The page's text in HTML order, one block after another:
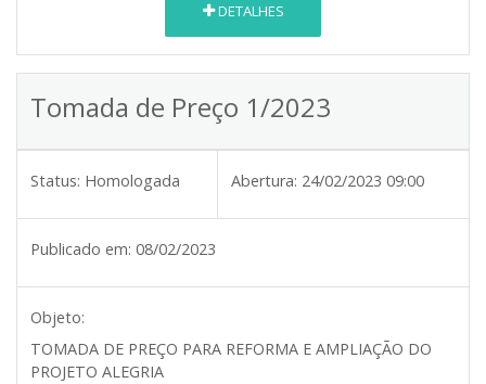
DETALHES
Tomada de Preço 1/2023
Status: Homologada Abertura: 24/02/2023 09:00
Publicado em: 08/02/2023
Objeto:
TOMADA DE PREÇO PARA REFORMA E AMPLIAÇÃO DO
PROJETO ALEGRIA